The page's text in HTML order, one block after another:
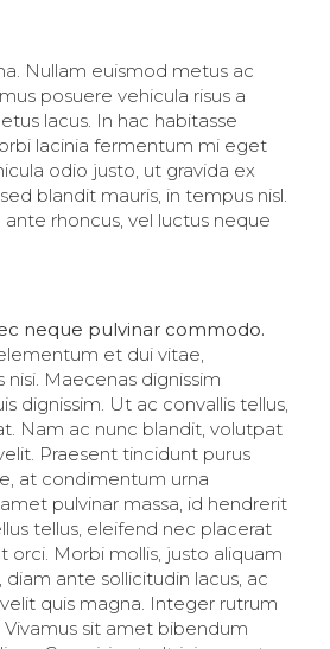
Nullam euismod metus ac
posuere vehicula risus a
lacus. In hac habitasse
lacinia fermentum mi eget
odio justo, ut gravida ex
blandit mauris, in tempus nisl.
rhoncus, vel luctus neque
neque pulvinar commodo.
et dui vitae,
Maecenas dignissim
dignissim. Ut ac convallis tellus,
Nam ac nunc blandit, volutpat
Praesent tincidunt purus
at condimentum urna
pulvinar massa, id hendrerit
tellus, eleifend nec placerat
orci. Morbi mollis, justo aliquam
ante sollicitudin lacus, ac
quis magna. Integer rutrum
Vivamus sit amet bibendum